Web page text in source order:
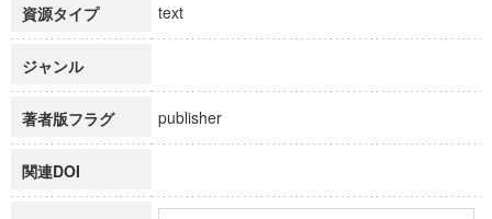
資源タイプ text
ジャンル
著者版フラグ publisher
関連DOI